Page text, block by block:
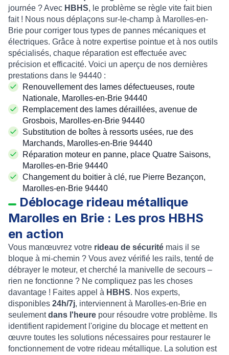
journée ? Avec HBHS, le problème se règle vite fait bien
fait ! Nous nous déplaçons sur-le-champ à Marolles-en-
Brie pour corriger tous types de pannes mécaniques et
électriques. Grâce à notre expertise pointue et à nos outils
spécialisés, chaque réparation est effectuée avec
précision et efficacité. Voici un aperçu de nos dernières
prestations dans le 94440 :
Renouvellement des lames défectueuses, route
Nationale, Marolles-en-Brie 94440
Remplacement des lames déraillées, avenue de
Grosbois, Marolles-en-Brie 94440
Substitution de boîtes à ressorts usées, rue des
Marchands, Marolles-en-Brie 94440
Réparation moteur en panne, place Quatre Saisons,
Marolles-en-Brie 94440
Changement du boitier à clé, rue Pierre Bezançon,
Marolles-en-Brie 94440
Déblocage rideau métallique
Marolles en Brie : Les pros HBHS
en action
Vous manœuvrez votre rideau de sécurité mais il se
bloque à mi-chemin ? Vous avez vérifié les rails, tenté de
débrayer le moteur, et cherché la manivelle de secours –
rien ne fonctionne ? Ne compliquez pas les choses
davantage ! Faites appel à HBHS. Nos experts,
disponibles 24h/7j, interviennent à Marolles-en-Brie en
seulementdans l'heure pour résoudre votre problème. Ils
identifient rapidement l'origine du blocage et mettent en
œuvre toutes les solutions nécessaires pour restaurer le
fonctionnement de votre rideau métallique. La solution est